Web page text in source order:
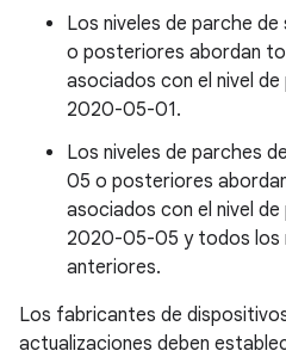
Los niveles de parche
o posteriores abordan
asociados con el nivel
2020-05-01.
Los niveles de parches
05 o posteriores
asociados con el nivel
2020-05-05 y todos los
anteriores.
Los fabricantes de
actualizaciones deben